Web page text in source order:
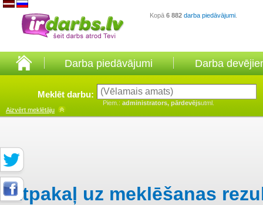
Kopā 6 882 darba piedāvājumi
Darba piedāvājumi Darba
Meklēt darbu:
Piem.: administrators, pārdevējsutml.
Aizvērt meklētāju
Atpakaļ uz meklēšanas